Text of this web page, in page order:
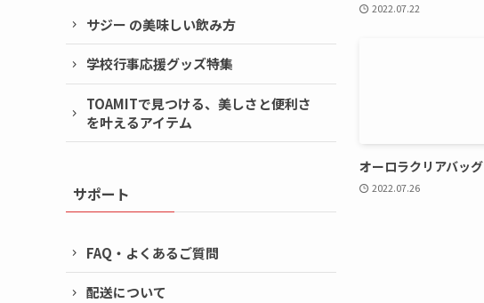
2022.07.22
オーロラクリアバッグ
2022.07.26
サジー の美味しい飲み方
学校行事応援グッズ特集
TOAMITで見つける、美しさと便利さ
を叶えるアイテム
サポート
FAQ・よくあるご質問
配送について